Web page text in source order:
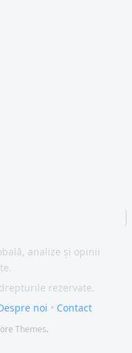
analize și opinii
rezervate.
noi • Contact
Themes.